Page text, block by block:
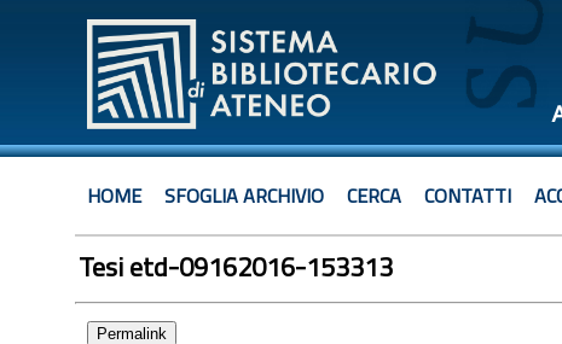
HOME SFOGLIA ARCHIVIO CERCA CONTATTI
Tesi etd-09162016-153313
Permalink